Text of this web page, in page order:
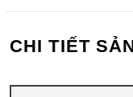
CHI TIẾT